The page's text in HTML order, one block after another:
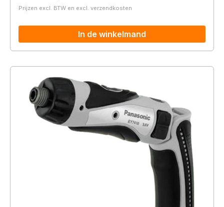
Prijzen excl. BTW en excl. verzendkosten
In de winkelmand